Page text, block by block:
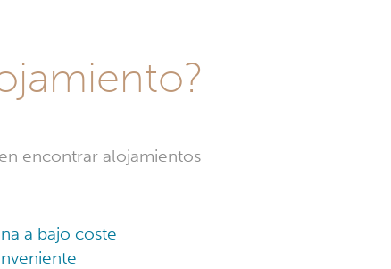
encontrar alojamientos
a bajo coste